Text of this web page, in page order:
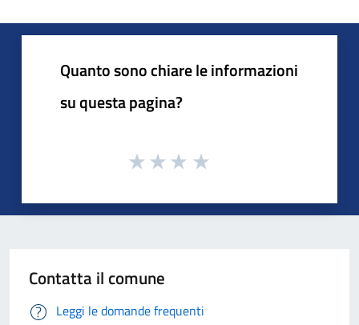
Quanto sono chiare le informazioni
su questa pagina?
Contatta il comune
Leggi le domande frequenti